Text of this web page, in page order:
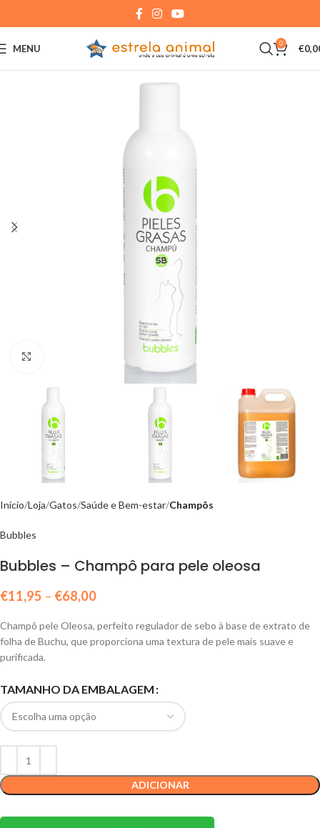
MENU 0 €
Início Loja Gatos Saúde e Bem-estar Champôs
Bubbles
Bubbles – Champô para pele oleosa
€11,95 – €68,00
Champô pele Oleosa, perfeito regulador de sebo à base de extrato de
folha de Buchu, que proporciona uma textura de pele mais suave e
purificada.
TAMANHO DA EMBALAGEM
ADICIONAR